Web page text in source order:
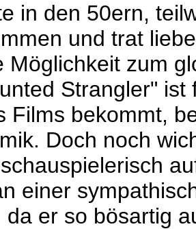
in den 50ern,
und trat
Möglichkeit zum
Strangler"
Films bekommt,
Doch noch
einer
da er so bösartig